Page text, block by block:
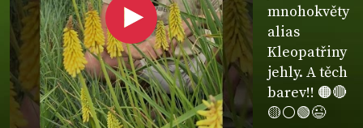
mnohokvěty
alias
Kleopatřiny
jehly. A těch
barev!! 🟠🔴
🟡⚪🟢😉